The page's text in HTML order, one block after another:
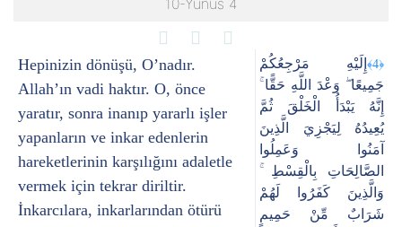
10-Yunus 4
Hepinizin dönüşü, O’nadır.
Allah’ın vadi haktır. O, önce
yaratır, sonra inanıp yararlı işler
yapanların ve inkar edenlerin
hareketlerinin karşılığını adaletle
vermek için tekrar diriltir.
İnkarcılara, inkarlarından ötürü
﴿4﴾
إِلَيْهِ مَرْجِعُكُمْ
جَمِيعًا ۖ وَعْدَ اللَّهِ حَقًّا ۚ
إِنَّهُ يَبْدَأُ الْخَلْقَ ثُمَّ
يُعِيدُهُ لِيَجْزِيَ الَّذِينَ
آمَنُوا وَعَمِلُوا
الصَّالِحَاتِ بِالْقِسْطِ ۚ
وَالَّذِينَ كَفَرُوا لَهُمْ
شَرَابٌ مِّنْ حَمِيمٍ